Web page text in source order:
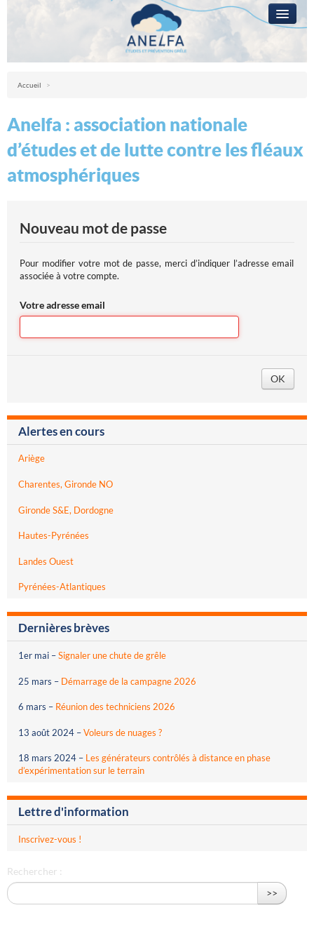
L’ANELFA
CAMPAGNE
PRÉVENTION
RÉSEAUX
Accueil >
Anelfa : association nationale
d’études et de lutte contre les fléaux
atmosphériques
Nouveau mot de passe
Pour modifier votre mot de passe, merci d’indiquer l’adresse email
associée à votre compte.
Votre adresse email
Alertes en cours
Ariège
Charentes, Gironde NO
Gironde S&E, Dordogne
Hautes-Pyrénées
Landes Ouest
Pyrénées-Atlantiques
Dernières brèves
1er mai –Signaler une chute de grêle
25 mars – Démarrage de la campagne 2026
6 mars – Réunion des techniciens 2026
13 août 2024 –Voleurs de nuages ?
18 mars 2024 – Les générateurs contrôlés à distance en phase
d’expérimentation sur le terrain
Lettre d'information
Inscrivez-vous !
Rechercher :
>>